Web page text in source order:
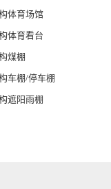
体育场馆
体育看台
煤棚
车棚/停车棚
遮阳雨棚